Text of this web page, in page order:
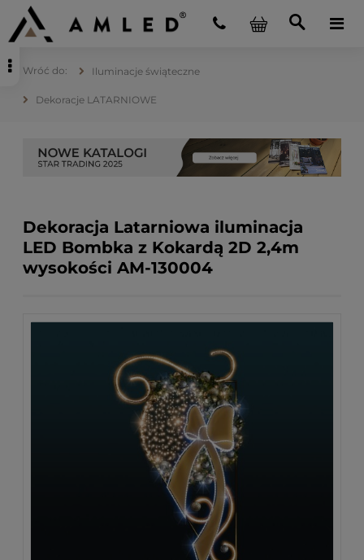
Iluminacje świąteczne
Dekoracje LATARNIOWE
Dekoracja Latarniowa iluminacja
LED Bombka z Kokardą 2D 2,4m
wysokości AM-130004